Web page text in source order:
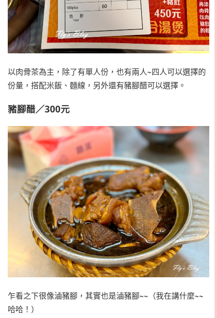
以肉骨茶為主，除了有單人份，也有兩人~四人可以選擇的
份量，搭配米飯、麵線，另外還有豬腳醋可以選擇。
豬腳醋／300元
乍看之下很像滷豬腳，其實也是滷豬腳~~（我在講什麼~~
哈哈！）